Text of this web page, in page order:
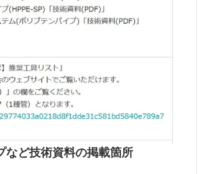
など技術資料の掲載箇所